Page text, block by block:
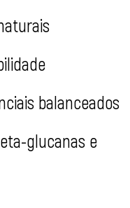
balanceados
glucanas e